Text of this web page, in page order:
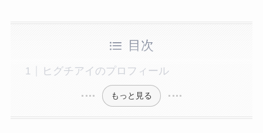
目次
ヒグチアイのプロフィール
もっと見る